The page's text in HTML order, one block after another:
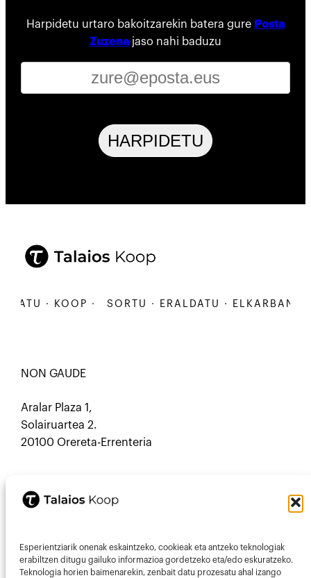
Esperientziarik onenak eskaintzeko, cookieak eta antzeko teknologiak
erabiltzen ditugu gailuko informazioa gordetzeko eta/edo eskuratzeko.
Teknologia horien baimenarekin, zenbait datu prozesatu ahal izango
Harpidetu urtaro bakoitzarekin batera gure Posta
Zuzena jaso nahi baduzu
HARPIDETU
· KOOP · SORTU · ERALDATU · ELKARBANATU
NON GAUDE
Aralar Plaza 1,
Solairuartea 2.
20100 Orereta-Errenteria
Mastodon Mail